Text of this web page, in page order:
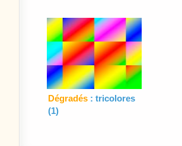
Dégradés : tricolores
(1)